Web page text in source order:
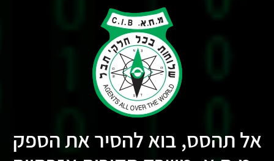
אל תהסס, בוא להסיר את הספק